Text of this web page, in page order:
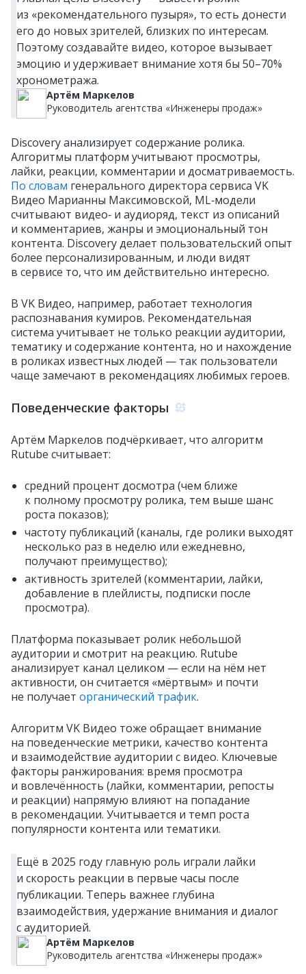
из «рекомендательного пузыря», то есть донести
его до новых зрителей, близких по интересам.
Поэтому создавайте видео, которое вызывает
эмоцию и удерживает внимание хотя бы 50–70%
хронометража.
Артём Маркелов
Руководитель агентства «Инженеры продаж»
Discovery анализирует содержание ролика.
Алгоритмы платформ учитывают просмотры,
лайки, реакции, комментарии и досматриваемость.
По словам генерального директора сервиса VK
Видео Марианны Максимовской, ML‑модели
считывают видео‑ и аудиоряд, текст из описаний
и комментариев, жанры и эмоциональный тон
контента. Discovery делает пользовательский опыт
более персонализированным, и люди видят
в сервисе то, что им действительно интересно.
В VK Видео, например, работает технология
распознавания кумиров. Рекомендательная
система учитывает не только реакции аудитории,
тематику и содержание контента, но и нахождение
в роликах известных людей — так пользователи
чаще замечают в рекомендациях любимых героев.
Поведенческие факторы
Артём Маркелов подчёркивает, что алгоритм
Rutube считывает:
средний процент досмотра (чем ближе
к полному просмотру ролика, тем выше шанс
роста показов);
частоту публикаций (каналы, где ролики выходят
несколько раз в неделю или ежедневно,
получают преимущество);
активность зрителей (комментарии, лайки,
добавление в плейлисты, подписки после
просмотра).
Платформа показывает ролик небольшой
аудитории и смотрит на реакцию. Rutube
анализирует канал целиком — если на нём нет
активности, он считается «мёртвым» и почти
не получает органический трафик.
Алгоритм VK Видео тоже обращает внимание
на поведенческие метрики, качество контента
и взаимодействие аудитории с видео. Ключевые
факторы ранжирования: время просмотра
и вовлечённость (лайки, комментарии, репосты
и реакции) напрямую влияют на попадание
в рекомендации. Учитывается и темп роста
популярности контента или тематики.
Ещё в 2025 году главную роль играли лайки
и скорость реакции в первые часы после
публикации. Теперь важнее глубина
взаимодействия, удержание внимания и диалог
с аудиторией.
Артём Маркелов
Руководитель агентства «Инженеры продаж»